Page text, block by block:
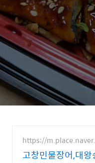
https://
고창민물장어,대